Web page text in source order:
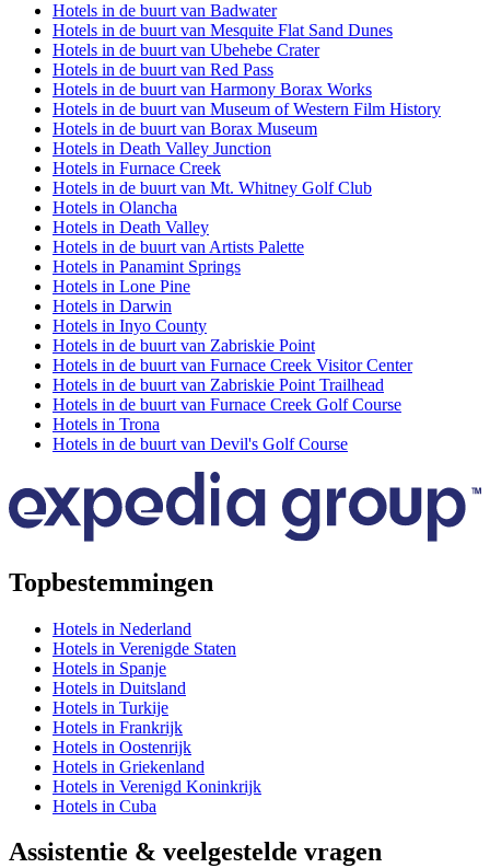
Hotels in de buurt van Badwater
Hotels in de buurt van Mesquite Flat Sand Dunes
Hotels in de buurt van Ubehebe Crater
Hotels in de buurt van Red Pass
Hotels in de buurt van Harmony Borax Works
Hotels in de buurt van Museum of Western Film History
Hotels in de buurt van Borax Museum
Hotels in Death Valley Junction
Hotels in Furnace Creek
Hotels in de buurt van Mt. Whitney Golf Club
Hotels in Olancha
Hotels in Death Valley
Hotels in de buurt van Artists Palette
Hotels in Panamint Springs
Hotels in Lone Pine
Hotels in Darwin
Hotels in Inyo County
Hotels in de buurt van Zabriskie Point
Hotels in de buurt van Furnace Creek Visitor Center
Hotels in de buurt van Zabriskie Point Trailhead
Hotels in de buurt van Furnace Creek Golf Course
Hotels in Trona
Hotels in de buurt van Devil's Golf Course
Topbestemmingen
Hotels in Nederland
Hotels in Verenigde Staten
Hotels in Spanje
Hotels in Duitsland
Hotels in Turkije
Hotels in Frankrijk
Hotels in Oostenrijk
Hotels in Griekenland
Hotels in Verenigd Koninkrijk
Hotels in Cuba
Assistentie & veelgestelde vragen